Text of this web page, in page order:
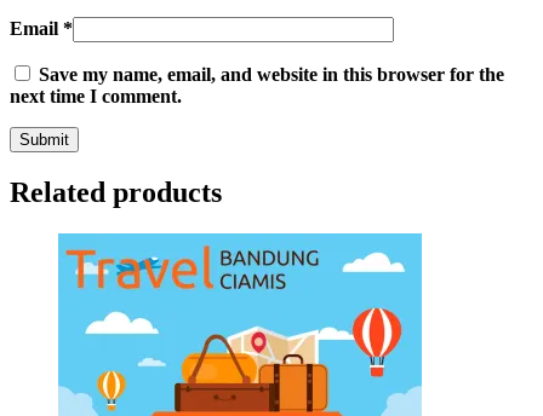
Email *
Save my name, email, and website in this browser for the
next time I comment.
Related products